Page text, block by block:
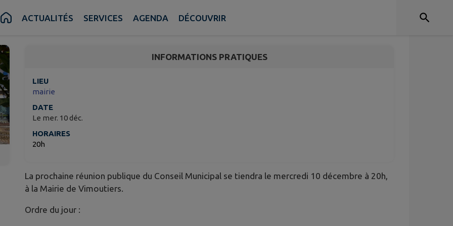
ACTUALITÉS SERVICES AGENDA DÉCOUVRIR
INFORMATIONS PRATIQUES
LIEU
mairie
DATE
Le mer. 10 déc.
HORAIRES
20h
La prochaine réunion publique du Conseil Municipal se tiendra le mercredi 10 décembre à 20h,
à la Mairie de Vimoutiers.
Ordre du jour :